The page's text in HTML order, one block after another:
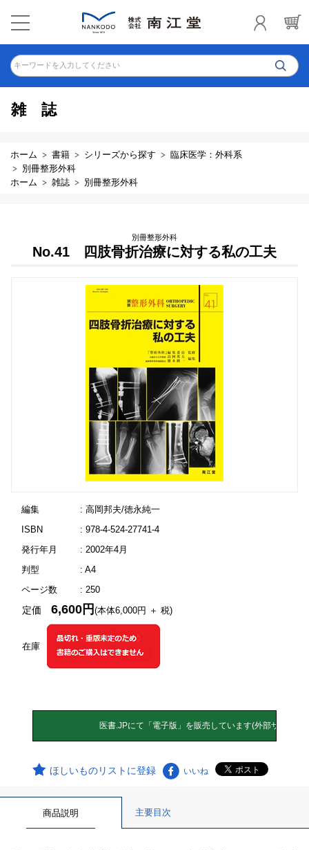
キーワードを入力してください
雑誌
ホーム 書籍 シリーズから探す
臨床医学：外科系
別冊整形外科
ホーム
雑誌 別冊整形外科
別冊整形外科
No.41 四肢骨折治療に対する私の工夫
編集
: 高岡邦夫/徳永純一
ISBN
: 978-4-524-27741-4
発行年月
: 2002年4月
判型
: A4
ページ数
: 250
在庫
定価6,600円(本体6,000円 ＋ 税)
ほしいものリストに登録 いいね
商品説明 主要目次